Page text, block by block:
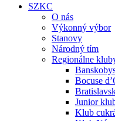
SZKC
O nás
Výkonný výbor
Stanovy
Národný tím
Regionálne
Bocuse
Junior
Klub